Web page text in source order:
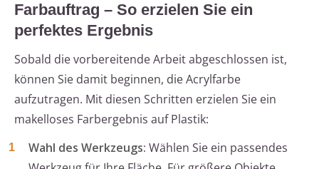
Farbauftrag – So erzielen Sie ein
perfektes Ergebnis
Sobald die vorbereitende Arbeit abgeschlossen ist,
können Sie damit beginnen, die Acrylfarbe
aufzutragen. Mit diesen Schritten erzielen Sie ein
makelloses Farbergebnis auf Plastik:
Wahl des Werkzeugs: Wählen Sie ein passendes